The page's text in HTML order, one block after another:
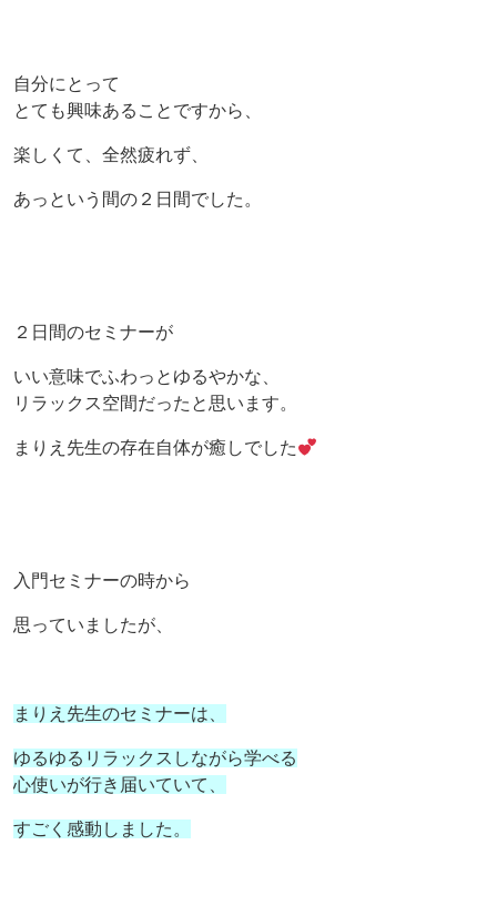
自分にとって
とても興味あることですから、
楽しくて、全然疲れず、
あっという間の２日間でした。
２日間のセミナーが
いい意味でふわっとゆるやかな、
リラックス空間だったと思います。
まりえ先生の存在自体が癒しでした
入門セミナーの時から
思っていましたが、
まりえ先生のセミナーは、
ゆるゆるリラックスしながら学べる
心使いが行き届いていて、
すごく感動しました。